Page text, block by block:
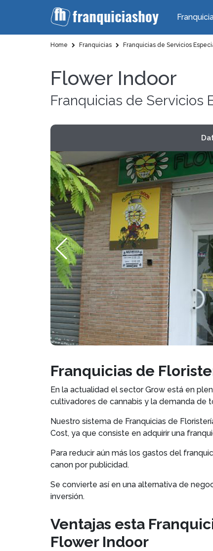
Home Franquicias Franquicias de Servicios
Flower Indoor
Franquicias de Servicios
Franquicias de
En la actualidad el sector Grow está en
cultivadores de cannabis y la demanda de
Nuestro sistema de Franquicias de
Cost, ya que consiste en adquirir una
Para reducir aún más los gastos del
canon por publicidad.
Se convierte así en una alternativa de
inversión.
Ventajas esta
Flower Indoor